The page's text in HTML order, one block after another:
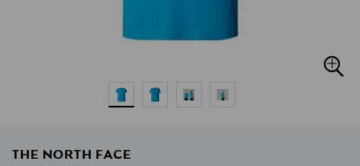
THE NORTH FACE